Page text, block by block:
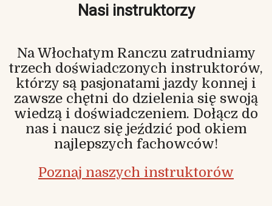
Nasi instruktorzy
Na Włochatym Ranczu zatrudniamy
trzech doświadczonych instruktorów,
którzy są pasjonatami jazdy konnej i
zawsze chętni do dzielenia się swoją
wiedzą i doświadczeniem. Dołącz do
nas i naucz się jeździć pod okiem
najlepszych fachowców!
Poznaj naszych instruktorów